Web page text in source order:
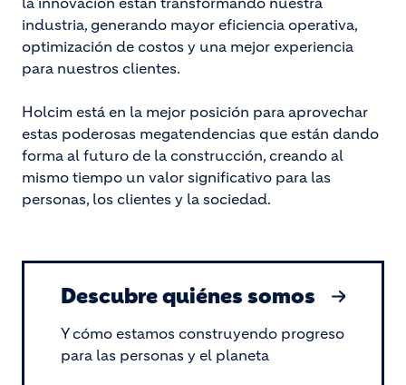
industria, generando mayor eficiencia operativa,
optimización de costos y una mejor experiencia
para nuestros clientes.
Holcim está en la mejor posición para aprovechar
estas poderosas megatendencias que están dando
forma al futuro de la construcción, creando al
mismo tiempo un valor significativo para las
personas, los clientes y la sociedad.
Descubre quiénes somos
Y cómo estamos construyendo progreso
para las personas y el planeta